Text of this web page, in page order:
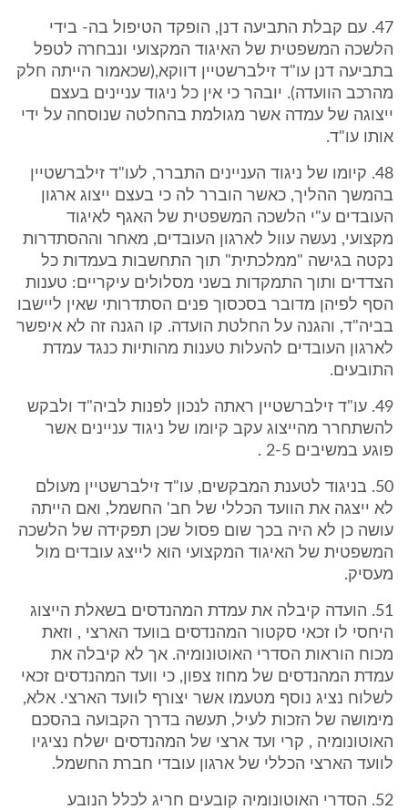
47. עם קבלת התביעה דנן, הופקד הטיפול בה- בידי
הלשכה המשפטית של האיגוד המקצועי ונבחרה לטפל
בתביעה דנן עו"ד זילברשטיין דווקא,(שכאמור הייתה חלק
מהרכב הוועדה). יובהר כי אין כל ניגוד עניינים בעצם
ייצוגה של עמדה אשר מגולמת בהחלטה שנוסחה על ידי
אותו עו"ד.
48. קיומו של ניגוד העניינים התברר, לעו"ד זילברשטיין
בהמשך ההליך, כאשר הוברר לה כי בעצם ייצוג ארגון
העובדים ע"י הלשכה המשפטית של האגף לאיגוד
מקצועי, נעשה עוול לארגון העובדים, מאחר וההסתדרות
נקטה בגישה "ממלכתית" תוך התחשבות בעמדות כל
הצדדים ותוך התמקדות בשני מסלולים עיקריים: טענות
הסף לפיהן מדובר בסכסוך פנים הסתדרותי שאין ליישבו
בביה"ד, והגנה על החלטת הועדה. קו הגנה זה לא איפשר
לארגון העובדים להעלות טענות מהותיות כנגד עמדת
התובעים.
49. עו"ד זילברשטיין ראתה לנכון לפנות לביה"ד ולבקש
להשתחרר מהייצוג עקב קיומו של ניגוד עניינים אשר
פוגע במשיבים 2-5 .
50. בניגוד לטענת המבקשים, עו"ד זילברשטיין מעולם
לא ייצגה את הוועד הכללי של חב' החשמל, ואם הייתה
עושה כן לא היה בכך שום פסול שכן תפקידה של הלשכה
המשפטית של האיגוד המקצועי הוא לייצג עובדים מול
מעסיק.
51. הועדה קיבלה את עמדת המהנדסים בשאלת הייצוג
היחסי לו זכאי סקטור המהנדסים בוועד הארצי , וזאת
מכוח הוראות הסדרי האוטונומיה. אך לא קיבלה את
עמדת המהנדסים של מחוז צפון, כי וועד המהנדסים זכאי
לשלוח נציג נוסף מטעמו אשר יצורף לוועד הארצי. אלא,
מימושה של הזכות לעיל, תעשה בדרך הקבועה בהסכם
האוטונומיה , קרי ועד ארצי של המהנדסים ישלח נציגיו
לוועד הארצי הכללי של ארגון עובדי חברת החשמל.
52. הסדרי האוטונומיה קובעים חריג לכלל הנובע